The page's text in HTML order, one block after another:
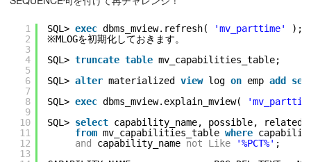
1
2
3
4
5
6
7
8
9
10
11
12
13
SQL> exec dbms_mview.refresh( 'mv_parttime'
);
※MLOGを初期化しておきます。
SQL> truncate table mv_capabilities_table;
SQL> alter materialized view log on emp add
SQL> exec dbms_mview.explain_mview(
SQL> select capability_name, possible,
from mv_capabilities_table where
and
capability_name not Like '%PCT%' ;